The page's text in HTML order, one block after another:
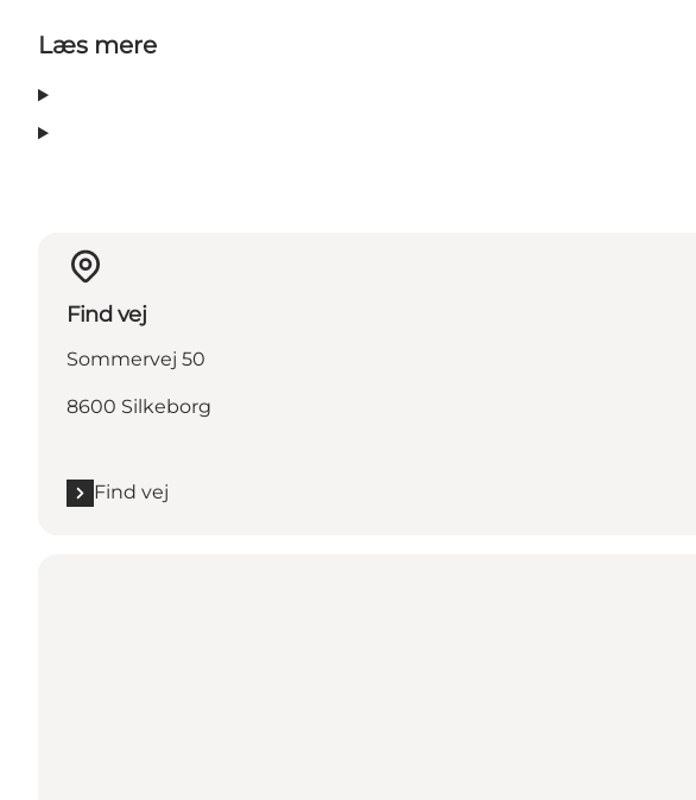
Læs mere
Find vej
Sommervej 50
8600 Silkeborg
Find vej